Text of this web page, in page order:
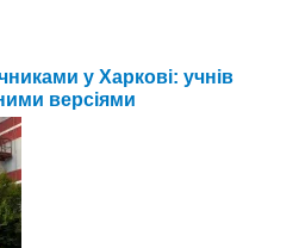
у Харкові: учнів
версіями